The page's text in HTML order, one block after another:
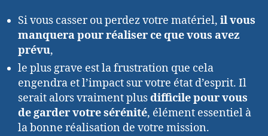
Si vous casser ou perdez votre matériel, il vous
manquera pour réaliser ce que vous avez
prévu,
le plus grave est la frustration que cela
engendra et l’impact sur votre état d’esprit. Il
serait alors vraiment plusdifficile pour vous
de garder votre sérénité, élément essentiel à
la bonne réalisation de votre mission.